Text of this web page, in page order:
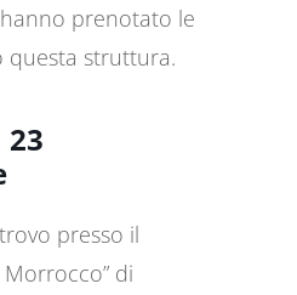
prenotato le
questa struttura.
presso il
Morrocco” di